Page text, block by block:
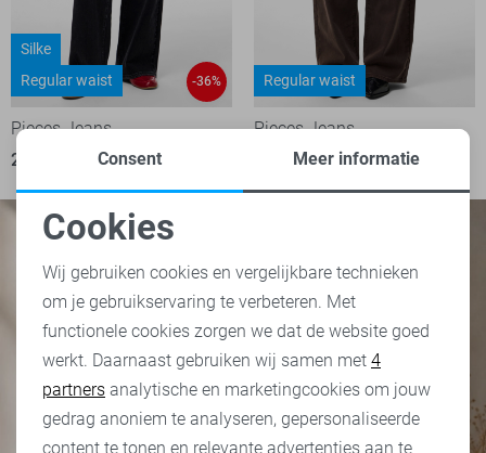
Silke
Regular waist
-36%
Pieces Jeans
29,00
44,99
Regular waist
Pieces Jeans
44,99
Noodzakelijke cookies
Personalisatie cookies
Analytische cookies
Marketing cookies
Consent Meer informatie
Cookies
Wij gebruiken cookies en vergelijkbare technieken
om je gebruikservaring te verbeteren. Met
functionele cookies zorgen we dat de website goed
werkt. Daarnaast gebruiken wij samen met 4
partners analytische en marketingcookies om jouw
gedrag anoniem te analyseren, gepersonaliseerde
content te tonen en relevante advertenties aan te